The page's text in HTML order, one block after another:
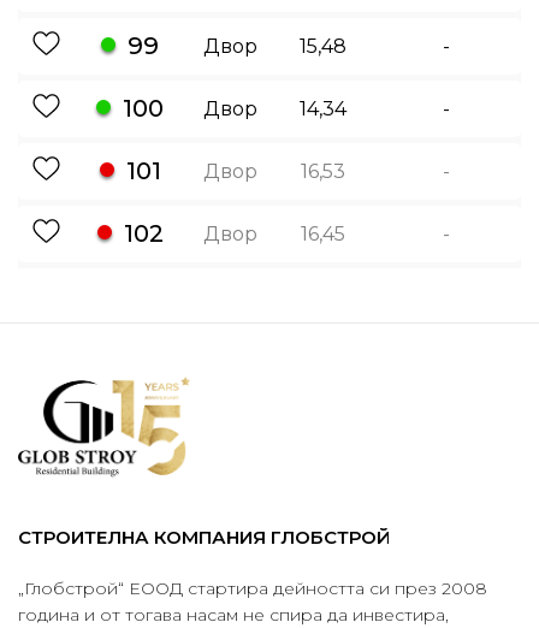
99 Двор 15,48 -
100 Двор 14,34 -
101 Двор 16,53 -
102 Двор 16,45 -
СТРОИТЕЛНА КОМПАНИЯ ГЛОБСТРОЙ
„Глобстрой“ ЕООД стартира дейността си през 2008
година и от тогава насам не спира да инвестира,